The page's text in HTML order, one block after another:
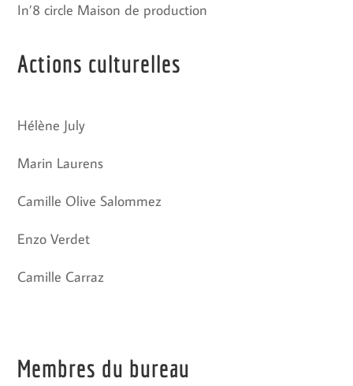
In’8 circle Maison de production
Actions culturelles
Hélène July
Marin Laurens
Camille Olive Salommez
Enzo Verdet
Camille Carraz
Membres du bureau